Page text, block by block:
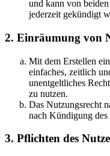
und kann von
jederzeit gekündigt
2. Einräumung von
Mit dem Erstellen
einfaches, zeitlich
unentgeltliches
zu nutzen.
Das Nutzungsrecht
nach Kündigung des
3. Pflichten des